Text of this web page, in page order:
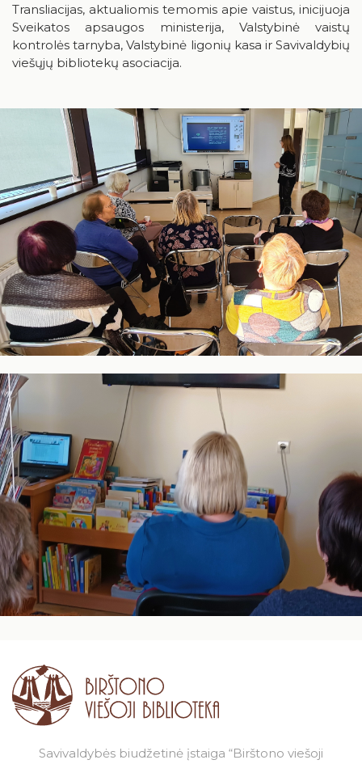
Knygų rekomendacijos
Muzikos įrašai, filmai
Žaidimai
RUGPJŪTIS 2026
Pr An Tr Ke Pe Še Se
1 2
3 4 5 6 7 8 9
10 11 12 13 14 15 16
17 18 19 20 21 22 23
25 26 27 28
Transliacijas, aktualiomis temomis apie vaistus, inicijuoja
Sveikatos apsaugos ministerija, Valstybinė vaistų
kontrolės tarnyba, Valstybinė ligonių kasa ir Savivaldybių
viešųjų bibliotekų asociacija.
Savivaldybės biudžetinė įstaiga “Birštono viešoji